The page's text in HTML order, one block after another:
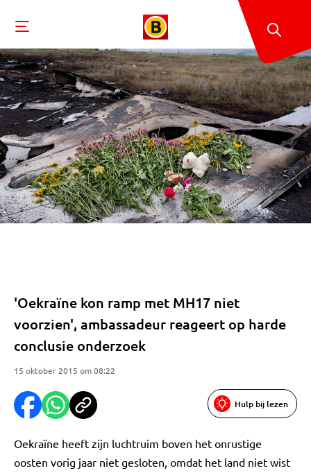
'Oekraïne kon ramp met MH17 niet
voorzien', ambassadeur reageert op harde
conclusie onderzoek
15 oktober 2015 om 08:22
Hulp bij lezen
Oekraïne heeft zijn luchtruim boven het onrustige
oosten vorig jaar niet gesloten, omdat het land niet wist